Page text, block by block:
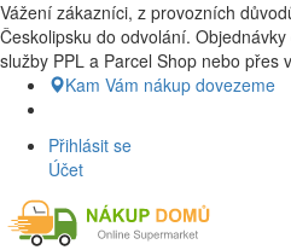
Nákup Potraviny domů, Nákup
dovezeme až k vašim dveřím.
Vážení zákazníci, z provozních
Českolipsku do odvolání.
služby PPL a Parcel Shop nebo přes
Kam Vám nákup dovezeme
Přihlásit se
Účet